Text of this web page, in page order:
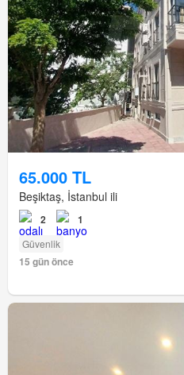
65.000 TL
Beşiktaş, İstanbul ili
2 1
Güvenlik
15 gün önce